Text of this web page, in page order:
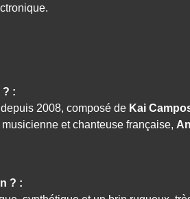
? :
2008, composé de Kai
et chanteuse française,
? :